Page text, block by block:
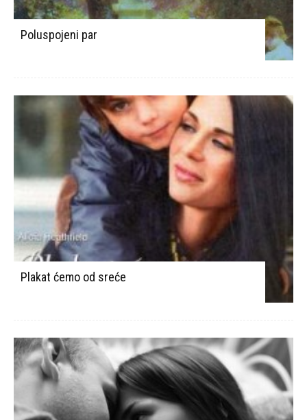
Poluspojeni par
Plakat ćemo od sreće